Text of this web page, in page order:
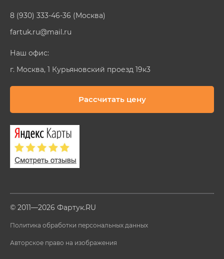
8 (930) 333-46-36 (Москва)
fartuk.ru@mail.ru
Наш офис:
г. Москва, 1 Курьяновский проезд 19к3
Рассчитать цену
© 2011—2026 Фартук.RU
Политика обработки персональных данных
Авторское право на изображения